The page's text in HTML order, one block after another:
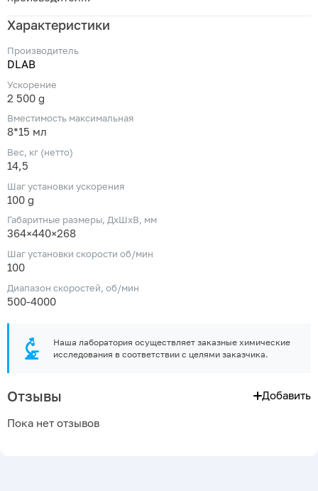
Характеристики
Производитель
DLAB
Ускорение
2 500 g
Вместимость максимальная
8*15 мл
Вес, кг (нетто)
14,5
Шаг установки ускорения
100 g
Габаритные размеры, ДхШхВ, мм
364×440×268
Шаг установки скорости об/мин
100
Диапазон скоростей, об/мин
500-4000
Наша лаборатория осуществляет заказные химические
исследования в соответствии с целями заказчика.
Отзывы Добавить
Пока нет отзывов